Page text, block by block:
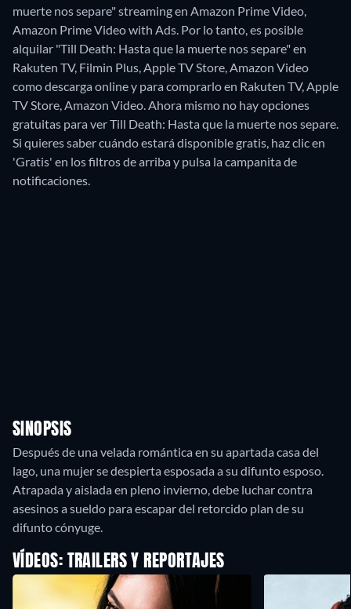
muerte nos separe" streaming en Amazon Prime Video,
Amazon Prime Video with Ads. Por lo tanto, es posible
alquilar "Till Death: Hasta que la muerte nos separe" en
Rakuten TV, Filmin Plus, Apple TV Store, Amazon Video
como descarga online y para comprarlo en Rakuten TV, Apple
TV Store, Amazon Video.Ahora mismo no hay opciones
gratuitas para ver Till Death: Hasta que la muerte nos separe.
Si quieres saber cuándo estará disponible gratis, haz clic en
'Gratis' en los filtros de arriba y pulsa la campanita de
notificaciones.
SINOPSIS
Después de una velada romántica en su apartada casa del
lago, una mujer se despierta esposada a su difunto esposo.
Atrapada y aislada en pleno invierno, debe luchar contra
asesinos a sueldo para escapar del retorcido plan de su
difunto cónyuge.
VÍDEOS: TRAILERS Y REPORTAJES